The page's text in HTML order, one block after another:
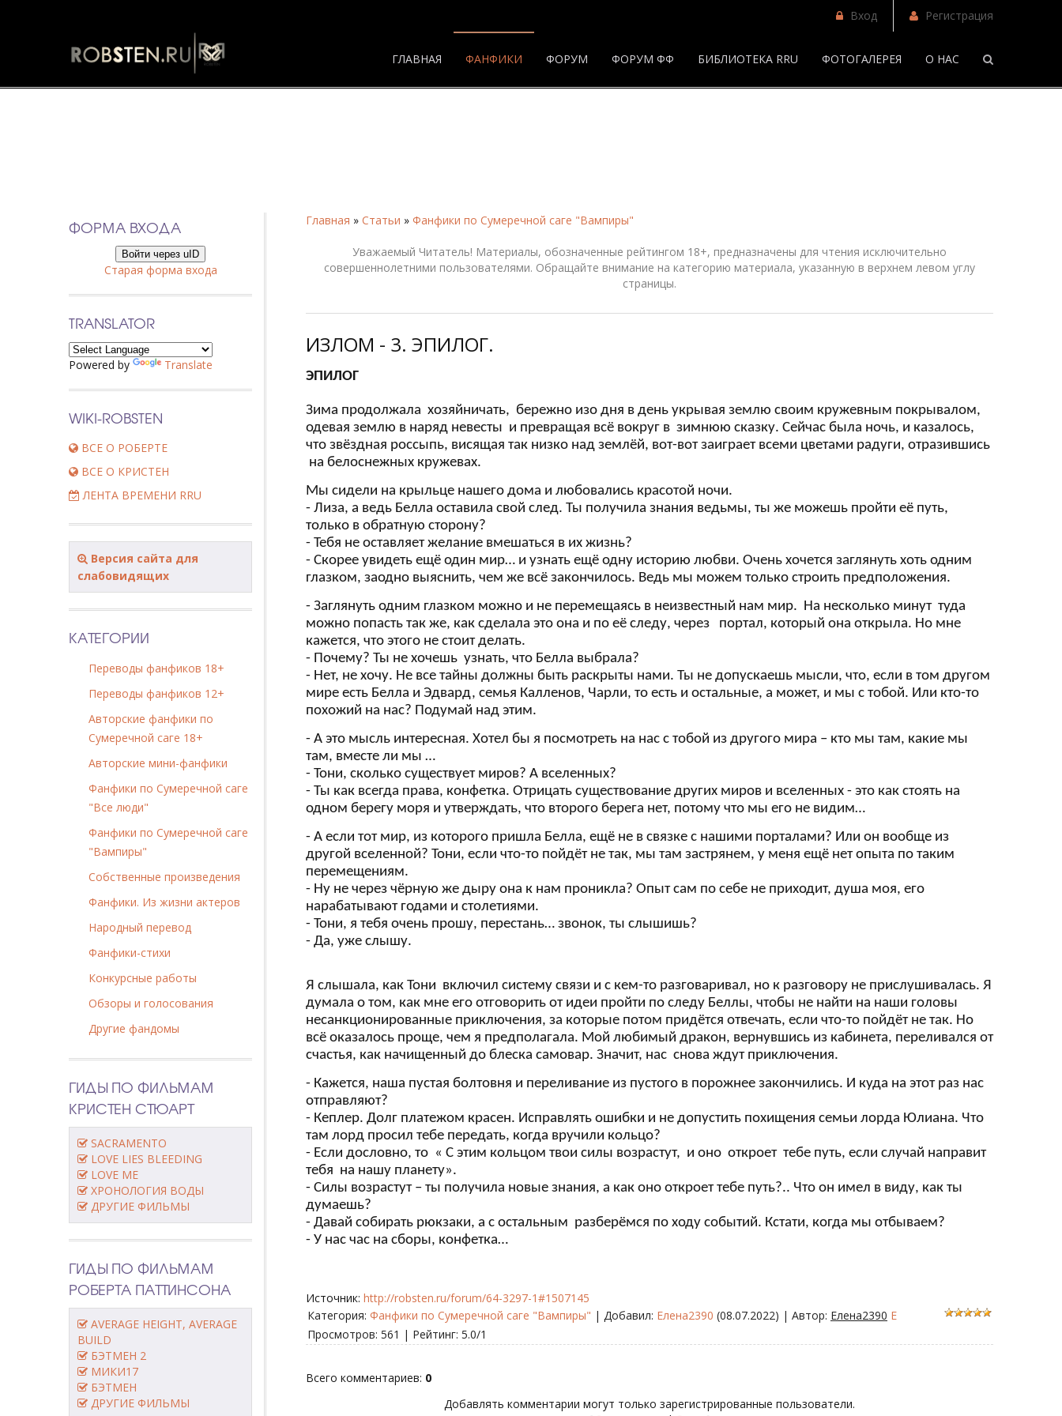
Вход Регистрация
ГЛАВНАЯ ФАНФИКИ ФОРУМ ФОРУМ ФФ БИБЛИОТЕКА RRU ФОТОГАЛЕРЕЯ О НАС
Главная » Статьи » Фанфики по Сумеречной саге "Вампиры"
Уважаемый Читатель! Материалы, обозначенные рейтингом 18+, предназначены для чтения исключительно
совершеннолетними пользователями. Обращайте внимание на категорию материала, указанную в верхнем левом углу
страницы.
ИЗЛОМ - 3. ЭПИЛОГ.
ЭПИЛОГ
Зима продолжала хозяйничать, бережно изо дня в день укрывая землю своим кружевным покрывалом,
одевая землю в наряд невесты и превращая всё вокруг в зимнюю сказку. Сейчас была ночь, и казалось,
что звёздная россыпь, висящая так низко над землёй, вот-вот заиграет всеми цветами радуги, отразившись
на белоснежных кружевах.
Мы сидели на крыльце нашего дома и любовались красотой ночи.
- Лиза, а ведь Белла оставила свой след. Ты получила знания ведьмы, ты же можешь пройти её путь,
только в обратную сторону?
- Тебя не оставляет желание вмешаться в их жизнь?
- Скорее увидеть ещё один мир… и узнать ещё одну историю любви. Очень хочется заглянуть хоть одним
глазком, заодно выяснить, чем же всё закончилось. Ведь мы можем только строить предположения.
- Заглянуть одним глазком можно и не перемещаясь в неизвестный нам мир. На несколько минут туда
можно попасть так же, как сделала это она и по её следу, через портал, который она открыла. Но мне
кажется, что этого не стоит делать.
- Почему? Ты не хочешь узнать, что Белла выбрала?
- Нет, не хочу. Не все тайны должны быть раскрыты нами. Ты не допускаешь мысли, что, если в том другом
мире есть Белла и Эдвард, семья Калленов, Чарли, то есть и остальные, а может, и мы с тобой. Или кто-то
похожий на нас? Подумай над этим.
- А это мысль интересная. Хотел бы я посмотреть на нас с тобой из другого мира – кто мы там, какие мы
там, вместе ли мы …
- Тони, сколько существует миров? А вселенных?
- Ты как всегда права, конфетка. Отрицать существование других миров и вселенных - это как стоять на
одном берегу моря и утверждать, что второго берега нет, потому что мы его не видим…
- А если тот мир, из которого пришла Белла, ещё не в связке с нашими порталами? Или он вообще из
другой вселенной? Тони, если что-то пойдёт не так, мы там застрянем, у меня ещё нет опыта по таким
перемещениям.
- Ну не через чёрную же дыру она к нам проникла? Опыт сам по себе не приходит, душа моя, его
нарабатывают годами и столетиями.
- Тони, я тебя очень прошу, перестань… звонок, ты слышишь?
- Да, уже слышу.
Я слышала, как Тони включил систему связи и с кем-то разговаривал, но к разговору не прислушивалась. Я
думала о том, как мне его отговорить от идеи пройти по следу Беллы, чтобы не найти на наши головы
несанкционированные приключения, за которые потом придётся отвечать, если что-то пойдёт не так. Но
всё оказалось проще, чем я предполагала. Мой любимый дракон, вернувшись из кабинета, переливался от
счастья, как начищенный до блеска самовар. Значит, нас снова ждут приключения.
- Кажется, наша пустая болтовня и переливание из пустого в порожнее закончились. И куда на этот раз нас
отправляют?
- Кеплер. Долг платежом красен. Исправлять ошибки и не допустить похищения семьи лорда Юлиана. Что
там лорд просил тебе передать, когда вручили кольцо?
- Если дословно, то « С этим кольцом твои силы возрастут, и оно откроет тебе путь, если случай направит
тебя на нашу планету».
- Силы возрастут – ты получила новые знания, а как оно откроет тебе путь?.. Что он имел в виду, как ты
думаешь?
- Давай собирать рюкзаки, а с остальным разберёмся по ходу событий. Кстати, когда мы отбываем?
- У нас час на сборы, конфетка…
Источник: http://robsten.ru/forum/64-3297-1#1507145
Категория: Фанфики по Сумеречной саге "Вампиры" | Добавил: Елена2390 (08.07.2022) | Автор: Елена2390 E
Просмотров: 561 | Рейтинг: 5.0/1
Всего комментариев: 0
Добавлять комментарии могут только зарегистрированные пользователи.
ФОРМА ВХОДА
Войти через uID
Старая форма входа
TRANSLATOR
Powered by Translate
WIKI-ROBSTEN
ВСЕ О РОБЕРТЕ
ВСЕ О КРИСТЕН
ЛЕНТА ВРЕМЕНИ RRU
Версия сайта для
слабовидящих
КАТЕГОРИИ
Переводы фанфиков 18+
Переводы фанфиков 12+
Авторские фанфики по
Сумеречной саге 18+
Авторские мини-фанфики
Фанфики по Сумеречной саге
"Все люди"
Фанфики по Сумеречной саге
"Вампиры"
Собственные произведения
Фанфики. Из жизни актеров
Народный перевод
Фанфики-стихи
Конкурсные работы
Обзоры и голосования
Другие фандомы
ГИДЫ ПО ФИЛЬМАМ
КРИСТЕН СТЮАРТ
SACRAMENTO
LOVE LIES BLEEDING
LOVE ME
ХРОНОЛОГИЯ ВОДЫ
ДРУГИЕ ФИЛЬМЫ
ГИДЫ ПО ФИЛЬМАМ
РОБЕРТА ПАТТИНСОНА
AVERAGE HEIGHT, AVERAGE
BUILD
БЭТМЕН 2
МИКИ17
БЭТМЕН
ДРУГИЕ ФИЛЬМЫ